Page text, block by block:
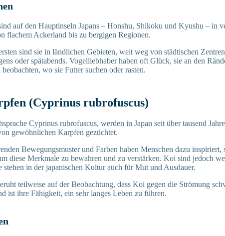
auf den Hauptinseln Japans – Honshu, Shikoku und Kyushu – in
flachem Ackerland bis zu bergigen Regionen.
sind sie in ländlichen Gebieten, weit weg von städtischen
oder spätabends. Vogelliebhaber haben oft Glück, sie an den
wo sie Futter suchen oder rasten.
(Cyprinus rubrofuscus)
Cyprinus rubrofuscus, werden in Japan seit über tausend
gewöhnlichen Karpfen gezüchtet.
Bewegungsmuster und Farben haben Menschen dazu
diese Merkmale zu bewahren und zu verstärken. Koi sind jedoch
stehen in der japanischen Kultur auch für Mut und Ausdauer.
teilweise auf der Beobachtung, dass Koi gegen die Strömung
ist ihre Fähigkeit, ein sehr langes Leben zu führen.